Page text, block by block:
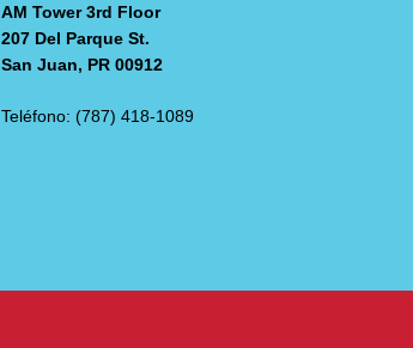
AM Tower 3rd Floor
207 Del Parque St.
San Juan, PR 00912
Teléfono: (787) 418-1089